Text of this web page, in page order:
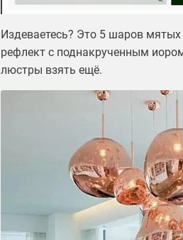
Издеваетесь? Это 5 шаров
рефлект с поднакрученным
люстры взять ещё.